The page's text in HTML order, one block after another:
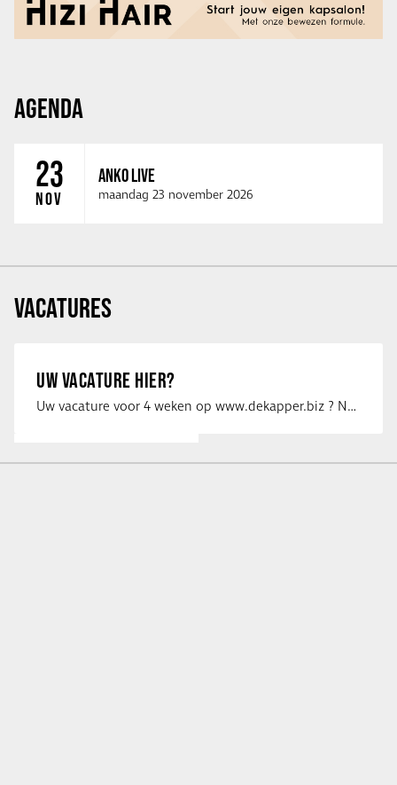
AGENDA
23
NOV
ANKO LIVE
maandag 23 november 2026
VACATURES
UW VACATURE HIER?
Uw vacature voor 4 weken op www.dekapper.biz ? Neem dan contact op met Maaike …